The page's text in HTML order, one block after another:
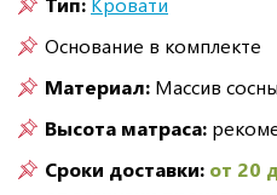
Основание в комплекте
Материал: Массив сосны
Высота матраса:
Сроки доставки: от 20